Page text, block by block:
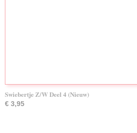
Swiebertje Z/W Deel 4 (Nieuw)
€ 3,95